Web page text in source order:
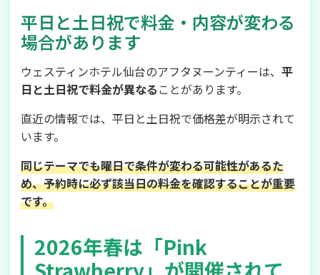
平日と土日祝で料金・内容が変わる
場合があります
ウェスティンホテル仙台のアフタヌーンティーは、 平
日と土日祝で料金が異なる ことがあります。
直近の情報では、平日と土日祝で価格差が明示されて
います。
同じテーマでも曜日で条件が変わる可能性があるた
め、予約時に必ず該当日の料金を確認することが重要
です。
2026年春は「Pink